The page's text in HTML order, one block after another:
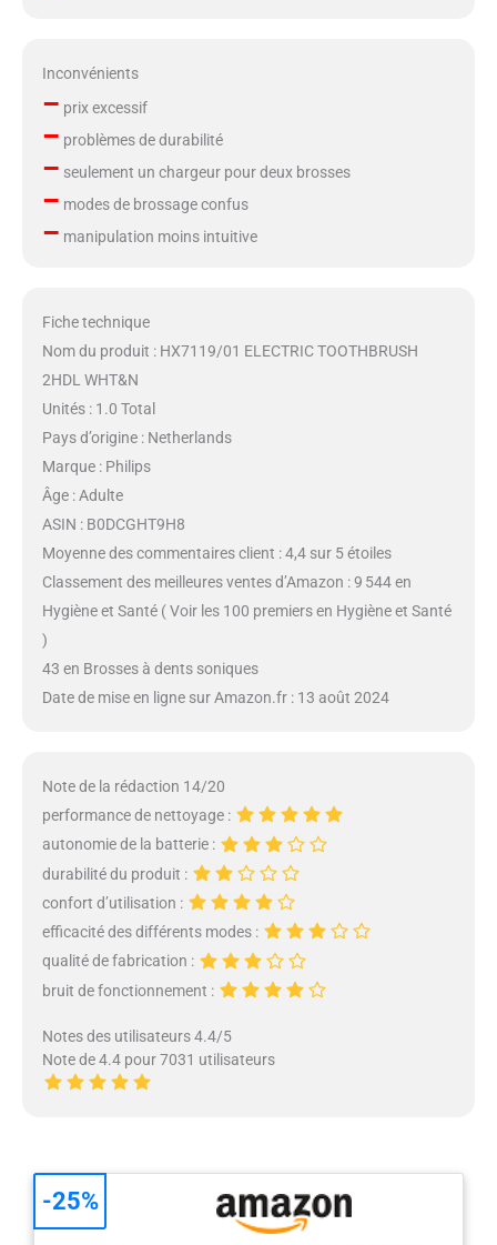
Inconvénients
– prix excessif
– problèmes de durabilité
– seulement un chargeur pour deux brosses
– modes de brossage confus
– manipulation moins intuitive
Fiche technique
Nom du produit : HX7119/01 ELECTRIC TOOTHBRUSH
2HDL WHT&N
Unités : 1.0 Total
Pays d’origine : Netherlands
Marque : Philips
Âge : Adulte
ASIN : B0DCGHT9H8
Moyenne des commentaires client : 4,4 sur 5 étoiles
Classement des meilleures ventes d’Amazon : 9 544 en
Hygiène et Santé ( Voir les 100 premiers en Hygiène et Santé
)
43 en Brosses à dents soniques
Date de mise en ligne sur Amazon.fr : 13 août 2024
Note de la rédaction 14/20
performance de nettoyage :
autonomie de la batterie :
durabilité du produit :
confort d’utilisation :
efficacité des différents modes :
qualité de fabrication :
bruit de fonctionnement :
Notes des utilisateurs 4.4/5
Note de 4.4 pour 7031 utilisateurs
-25%